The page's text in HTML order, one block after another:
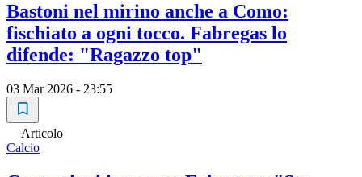
Bastoni nel mirino anche a Como:
fischiato a ogni tocco. Fabregas lo
difende: "Ragazzo top"
03 Mar 2026 - 23:55
Articolo
Calcio